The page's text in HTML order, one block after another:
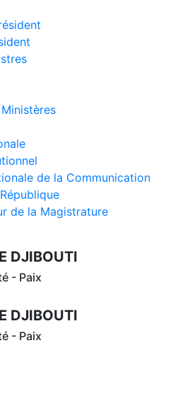
de la Communication
de la Magistrature
DJIBOUTI
- Paix
DJIBOUTI
- Paix